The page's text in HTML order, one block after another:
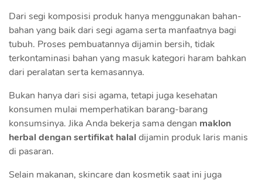
Dari segi komposisi produk hanya menggunakan bahan-
bahan yang baik dari segi agama serta manfaatnya bagi
tubuh. Proses pembuatannya dijamin bersih, tidak
terkontaminasi bahan yang masuk kategori haram bahkan
dari peralatan serta kemasannya.
Bukan hanya dari sisi agama, tetapi juga kesehatan
konsumen mulai memperhatikan barang-barang
konsumsinya. Jika Anda bekerja sama dengan maklon
herbal dengan sertifikat halal dijamin produk laris manis
di pasaran.
Selain makanan, skincare dan kosmetik saat ini juga